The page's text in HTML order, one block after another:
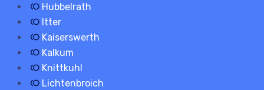
Hubbelrath
Itter
Kaiserswerth
Kalkum
Knittkuhl
Lichtenbroich